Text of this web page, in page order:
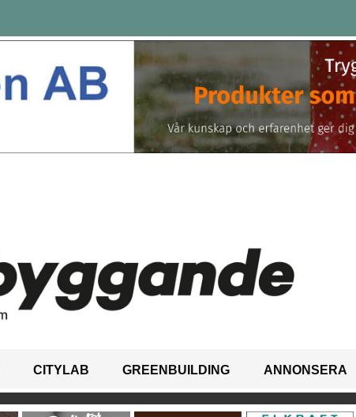
CITYLAB GREENBUILDING ANNONSERA